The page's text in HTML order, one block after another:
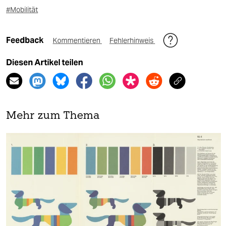
#Mobilität
Feedback Kommentieren Fehlerhinweis
Diesen Artikel teilen
Mehr zum Thema